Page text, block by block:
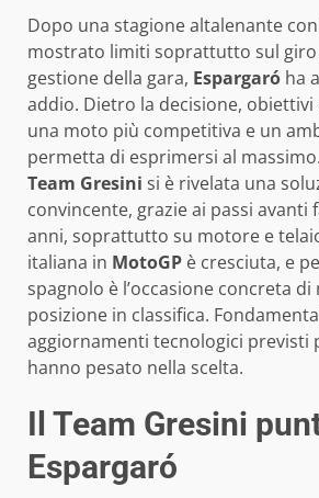
Dopo una stagione altalenante
mostrato limiti soprattutto sul giro
gestione della gara, Espargaró ha
addio. Dietro la decisione,
una moto più competitiva e un
permetta di esprimersi al
Team Gresini si è rivelata una
convincente, grazie ai passi avanti
anni, soprattutto su motore e
italiana in MotoGP è cresciuta, e
spagnolo è l’occasione concreta
posizione in classifica.
aggiornamenti tecnologici previsti
hanno pesato nella scelta.
Il Team Gresini
Espargaró